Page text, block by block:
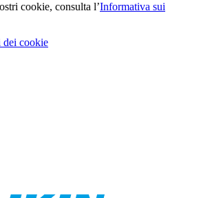
cookie, consulta l’Informativa sui
dei cookie